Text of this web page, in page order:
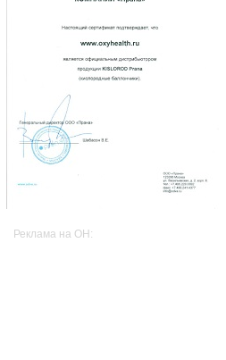
Реклама на OH: